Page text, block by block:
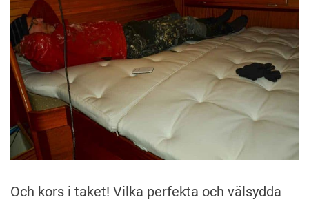
Och kors i taket! Vilka perfekta och välsydda